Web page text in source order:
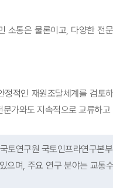
통은 물론이고, 다양한 전
적인 재원조달체계를 검토
가와도 지속적으로 교류하고
토연구원 국토인프라연구본
며, 주요 연구 분야는 교통